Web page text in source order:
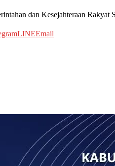
dan Kesejahteraan
LINEEmail